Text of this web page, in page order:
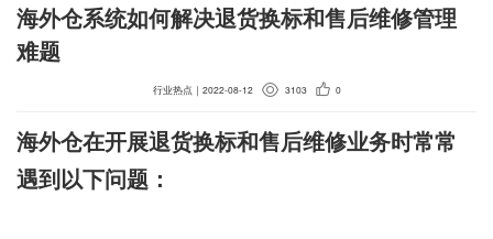
海外仓系统如何解决退货换标和售后维修管理
难题
行业热点 ｜ 2022-08-12 3103 0
海外仓在开展退货换标和售后维修业务时常常
遇到以下问题：